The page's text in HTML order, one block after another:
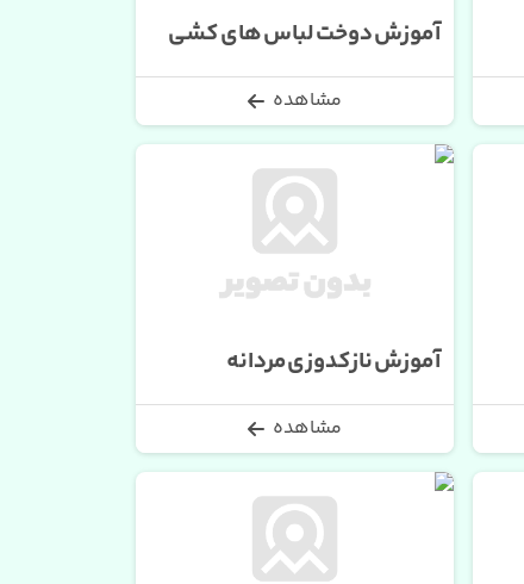
آموزش دوخت لباس های کشی
مشاهده
آموزش نازکدوزی مردانه
مشاهده